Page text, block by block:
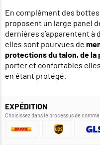
En complément des
proposent un large panel
dernières s’apparentent à
elles sont pourvues de
protections du talon, de la
porter et confortables
en étant protégé.
EXPÉDITION
Choisissez dans le processus de